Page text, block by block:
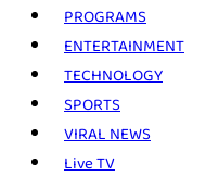
PROGRAMS
ENTERTAINMENT
TECHNOLOGY
SPORTS
VIRAL NEWS
Live TV